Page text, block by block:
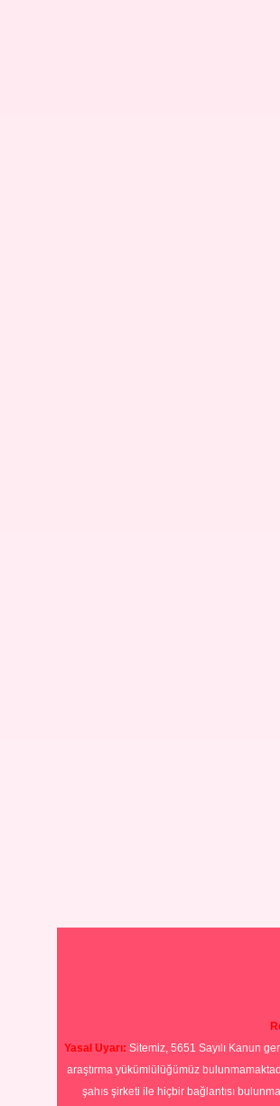
Yasal Uyarı: Sitemiz, 5651 Sayılı Kanun
araştırma yükümlülüğümüz
şahıs şirketi ile hiçbir bağlantısı